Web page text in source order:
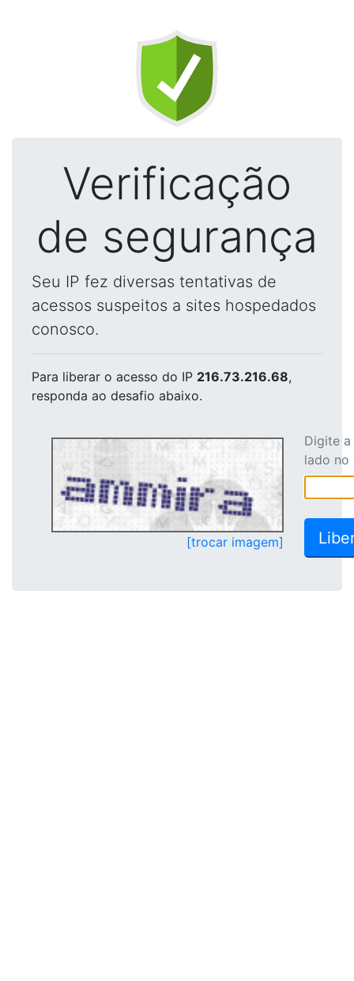
Verificação
de segurança
Seu IP fez diversas tentativas de
acessos suspeitos a sites hospedados
conosco.
Para liberar o acesso do IP 216.73.216.68,
responda ao desafio abaixo.
[trocar imagem]
Digite
lado no